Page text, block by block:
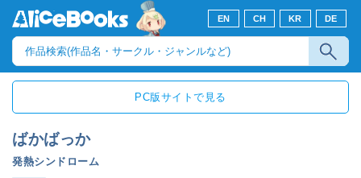
EN CH KR DE
PC版サイトで見る
ばかばっか
発熱シンドローム